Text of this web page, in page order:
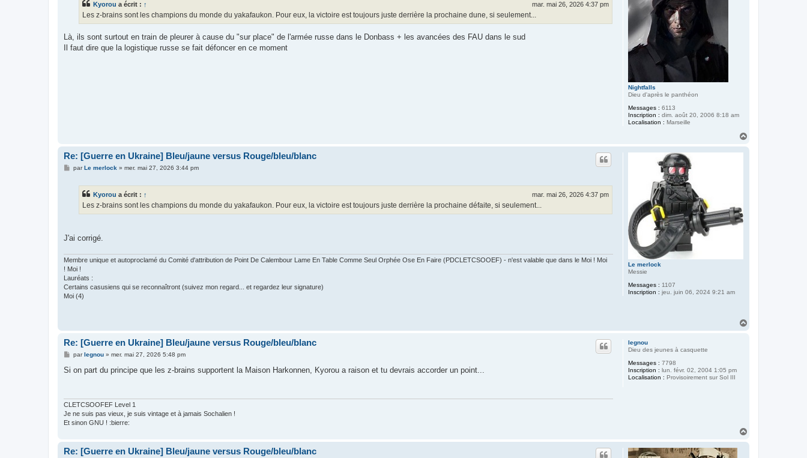
Nightfalls
Dieu d'après le panthéon
Messages : 6113
Inscription : dim. août 20, 2006 8:18 am
Localisation : Marseille
Kyorou a écrit : ↑ mar. mai 26, 2026 4:37 pm
Les z-brains sont les champions du monde du yakafaukon. Pour eux, la victoire est toujours juste derrière la prochaine dune, si seulement...
Là, ils sont surtout en train de pleurer à cause du "sur place" de l'armée russe dans le Donbass + les avancées des FAU dans le sud
Il faut dire que la logistique russe se fait défoncer en ce moment
Le merlock
Messie
Messages : 1107
Inscription : jeu. juin 06, 2024 9:21 am
Re: [Guerre en Ukraine] Bleu/jaune versus Rouge/bleu/blanc
MparLe merlock » mer. mai 27, 2026 3:44 pm
Kyorou a écrit : ↑ mar. mai 26, 2026 4:37 pm
Les z-brains sont les champions du monde du yakafaukon. Pour eux, la victoire est toujours juste derrière la prochaine défaite, si seulement...
J'ai corrigé.
Membre unique et autoproclamé du Comité d'attribution de Point De Calembour Lame En Table Comme Seul Orphée Ose En Faire (PDCLETCSOOEF) - n'est valable que dans le Moi ! Moi
! Moi !
Lauréats :
Certains casusiens qui se reconnaîtront (suivez mon regard... et regardez leur signature)
Moi (4)
legnou
Dieu des jeunes à casquette
Messages : 7798
Inscription : lun. févr. 02, 2004 1:05 pm
Localisation : Provisoirement sur Sol III
Re: [Guerre en Ukraine] Bleu/jaune versus Rouge/bleu/blanc
Mparlegnou» mer. mai 27, 2026 5:48 pm
Si on part du principe que les z-brains supportent la Maison Harkonnen, Kyorou a raison et tu devrais accorder un point...
CLETCSOOFEF Level 1
Je ne suis pas vieux, je suis vintage et à jamais Sochalien !
Et sinon GNU ! :bierre:
Re: [Guerre en Ukraine] Bleu/jaune versus Rouge/bleu/blanc